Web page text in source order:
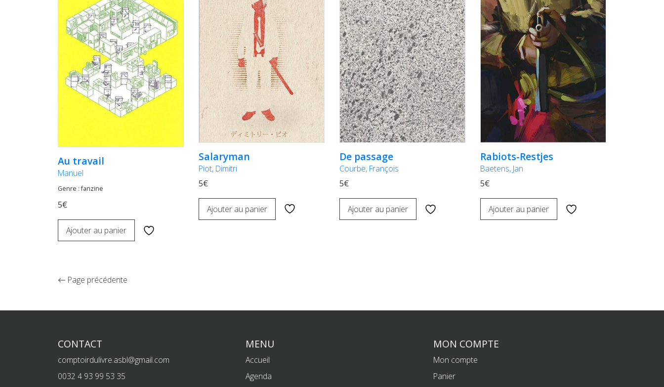
Au travail
Manuel
Genre : fanzine
5€
Ajouter au panier
Salaryman
Piot, Dimitri
5€
Ajouter au panier
De passage
Courbe, François
5€
Ajouter au panier
Rabiots-Restjes
Baetens, Jan
5€
Ajouter au panier
Page précédente
CONTACT
comptoirdulivre.asbl@gmail.com
0032 4 93 99 53 35
MENU
Accueil
Agenda
MON COMPTE
Mon compte
Panier